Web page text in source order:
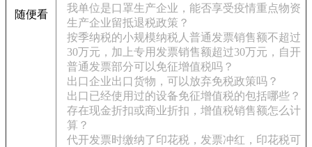
随便看
我单位是口罩生产企业，能否享受疫情重点物资
生产企业留抵退税政策？
按季纳税的小规模纳税人普通发票销售额不超过
30万元，加上专用发票销售额超过30万元，自开
普通发票部分可以免征增值税吗？
出口企业出口货物，可以放弃免税政策吗？
出口已经使用过的设备免征增值税的包括哪些？
存在现金折扣或商业折扣，增值税销售额怎么计
算？
代开发票时缴纳了印花税，发票冲红，印花税可